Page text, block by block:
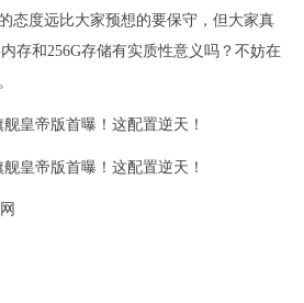
态度远比大家预想的要保守，但大家真
存和256G存储有实质性意义吗？不妨在